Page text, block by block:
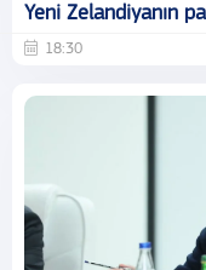
Yeni Zelandiyanın
18:30